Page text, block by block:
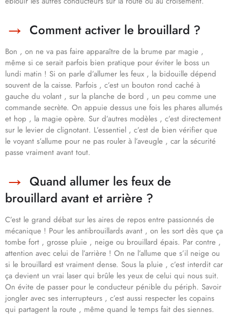
Comment activer le brouillard ?
Bon , on ne va pas faire apparaître de la brume par magie ,
même si ce serait parfois bien pratique pour éviter le boss un
lundi matin ! Si on parle d’allumer les feux , la bidouille dépend
souvent de la caisse. Parfois , c’est un bouton rond caché à
gauche du volant , sur la planche de bord , un peu comme une
commande secrète. On appuie dessus une fois les phares allumés
et hop , la magie opère. Sur d’autres modèles , c’est directement
sur le levier de clignotant. L’essentiel , c’est de bien vérifier que
le voyant s’allume pour ne pas rouler à l’aveugle , car la sécurité
passe vraiment avant tout.
Quand allumer les feux de
brouillard avant et arrière ?
C’est le grand débat sur les aires de repos entre passionnés de
mécanique ! Pour les antibrouillards avant , on les sort dès que ça
tombe fort , grosse pluie , neige ou brouillard épais. Par contre ,
attention avec celui de l’arrière ! On ne l’allume que s’il neige ou
si le brouillard est vraiment dense. Sous la pluie , c’est interdit car
ça devient un vrai laser qui brûle les yeux de celui qui nous suit.
On évite de passer pour le conducteur pénible du périph. Savoir
jongler avec ses interrupteurs , c’est aussi respecter les copains
qui partagent la route , même quand le temps fait des siennes.